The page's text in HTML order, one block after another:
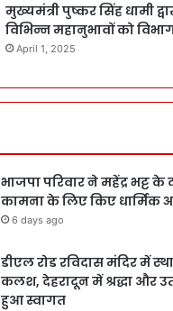
मुख्यमंत्री पुष्कर सिंह धामी
विभिन्न महानुभावों को
April 1, 2025
भाजपा परिवार ने महेंद्र भट्ट के
कामना के लिए किए धार्मिक
6 days ago
डीएल रोड रविदास मंदिर में
कलश, देहरादून में श्रद्धा और
हुआ स्वागत